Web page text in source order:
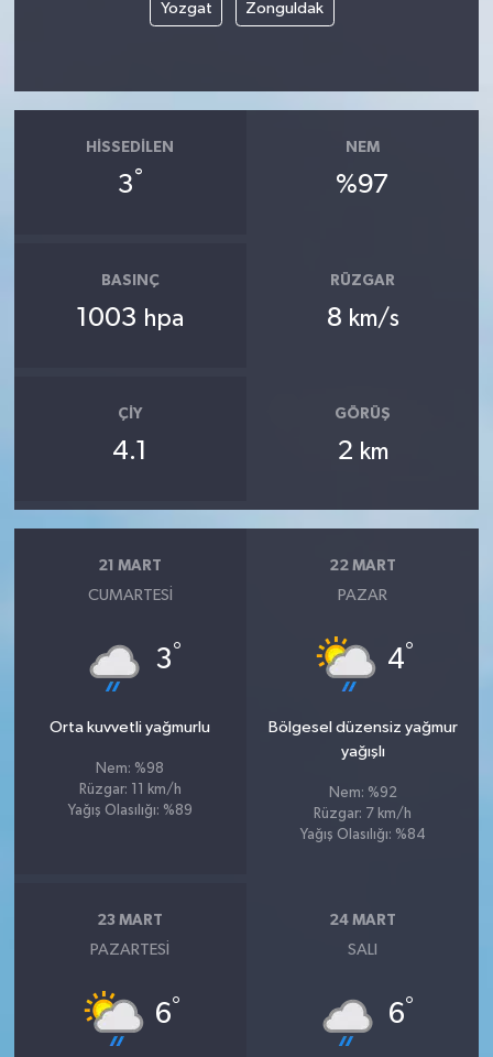
Yozgat Zonguldak
HISSEDILEN
3°
NEM
%97
BASINÇ
1003 hpa
RÜZGAR
8 km/s
ÇIY
4.1
GÖRÜŞ
2 km
21 MART
CUMARTESI
3°
Orta kuvvetli yağmurlu
Nem: %98
Rüzgar: 11 km/h
Yağış Olasılığı: %89
22 MART
PAZAR
4°
Bölgesel düzensiz yağmur
yağışlı
Nem: %92
Rüzgar: 7 km/h
Yağış Olasılığı: %84
23 MART
PAZARTESI
6°
24 MART
SALI
6°